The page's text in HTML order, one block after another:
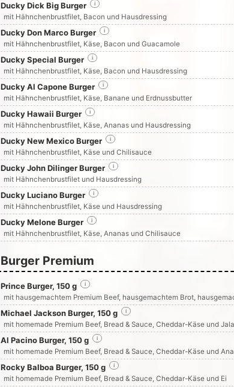
Ducky Dick Big Burger i
mit Hähnchenbrustfilet, Bacon und Hausdressing
Ducky Don Marco Burger i
mit Hähnchenbrustfilet, Käse, Bacon und Guacamole
Ducky Special Burger i
mit Hähnchenbrustfilet, Käse, Bacon und Hausdressing
Ducky Al Capone Burger i
mit Hähnchenbrustfilet, Käse, Banane und Erdnussbutter
Ducky Hawaii Burger i
mit Hähnchenbrustfilet, Käse, Ananas und Hausdressing
Ducky New Mexico Burger i
mit Hähnchenbrustfilet, Käse und Chilisauce
Ducky John Dilinger Burger i
mit Hähnchenbrustfilet und Hausdressing
Ducky Luciano Burger i
mit Hähnchenbrustfilet, Käse und Hausdressing
Ducky Melone Burger i
mit Hähnchenbrustfilet, Käse, Ananas und Chilisauce
Burger Premium
Prince Burger, 150 g i
mit hausgemachtem Premium Beef, hausgemachtem Brot,
Michael Jackson Burger, 150 g i
mit homemade Premium Beef, Bread & Sauce, Cheddar-Käse und
Al Pacino Burger, 150 g i
mit homemade Premium Beef, Bread & Sauce, Cheddar-Käse und
Rocky Balboa Burger, 150 g i
mit homemade Premium Beef, Bread & Sauce, Cheddar-Käse und Ei